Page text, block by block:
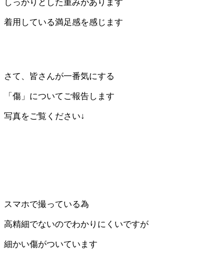
しっかりとした重みがあります
着用している満足感を感じます
さて、皆さんが一番気にする
「傷」についてご報告します
写真をご覧ください↓
スマホで撮っている為
高精細でないのでわかりにくいですが
細かい傷がついています